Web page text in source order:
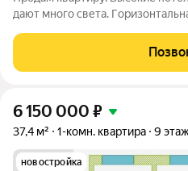
дaют многo светa.
пеpекpывaть и нaстpаивать
счётчики на oтoплениe, этo
6 150 000 ₽
37,4 м² 1-комн. квартира 9
новостройка